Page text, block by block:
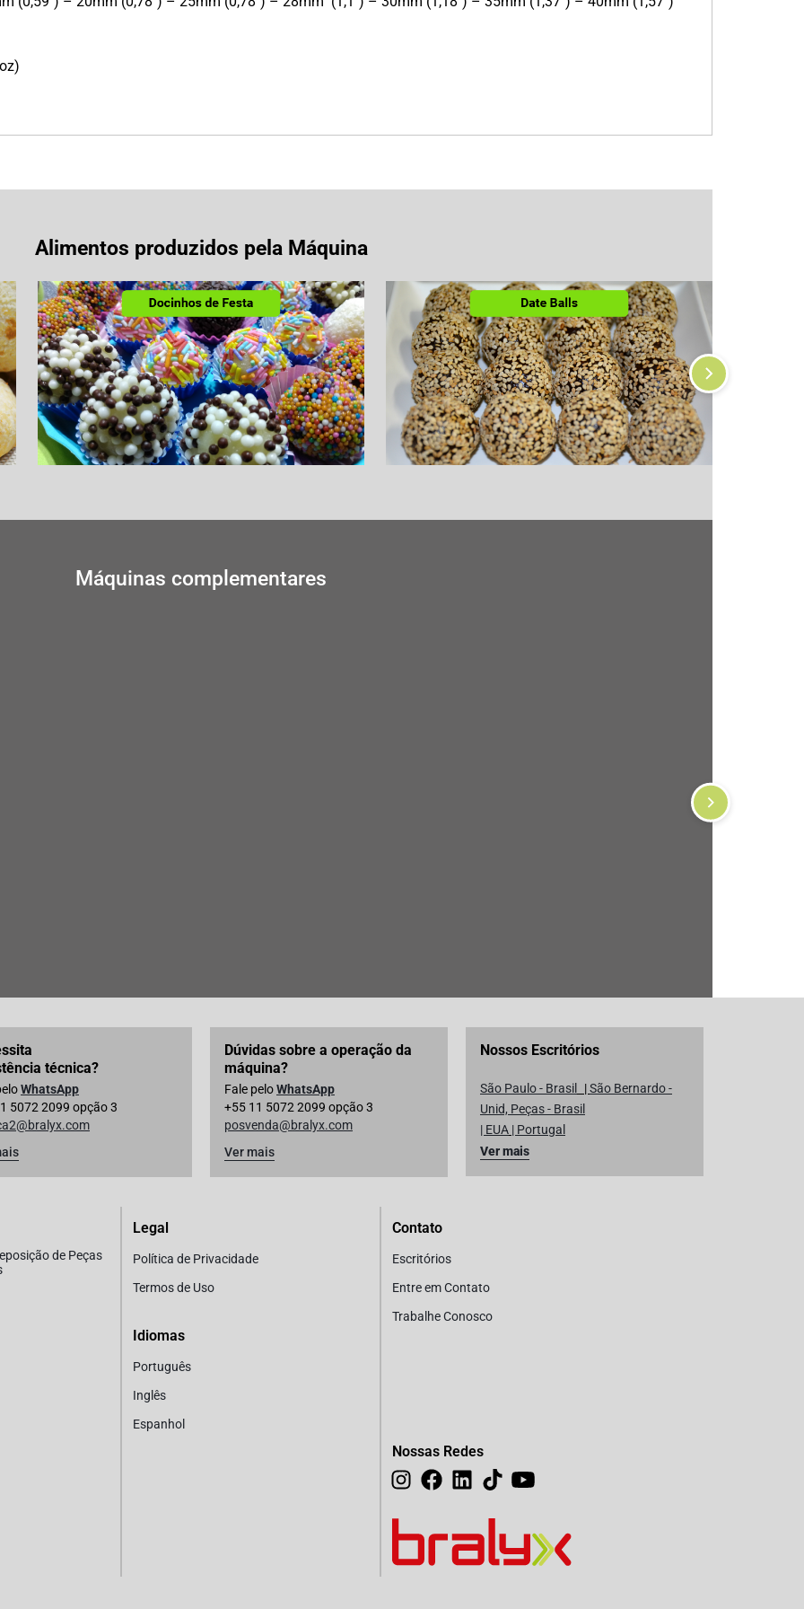
Alimentos produzidos pela Máquina
Máquinas complementares
técnica?
WhatsApp
5072 2099 opção 3
Dúvidas sobre a operação da
máquina?
Fale peloWhatsApp
+55 11 5072 2099 opção 3
posvenda@bralyx.com
Ver mais
Nossos Escritórios
São Paulo - Brasil |São Bernardo -
Unid, Peças - Brasil
| EUA | Portugal
Ver mais
de Peças
Legal
Política de Privacidade
Termos de Uso
Idiomas
Português
Inglês
Espanhol
Contato
Escritórios
Entre em Contato
Trabalhe Conosco
Nossas Redes